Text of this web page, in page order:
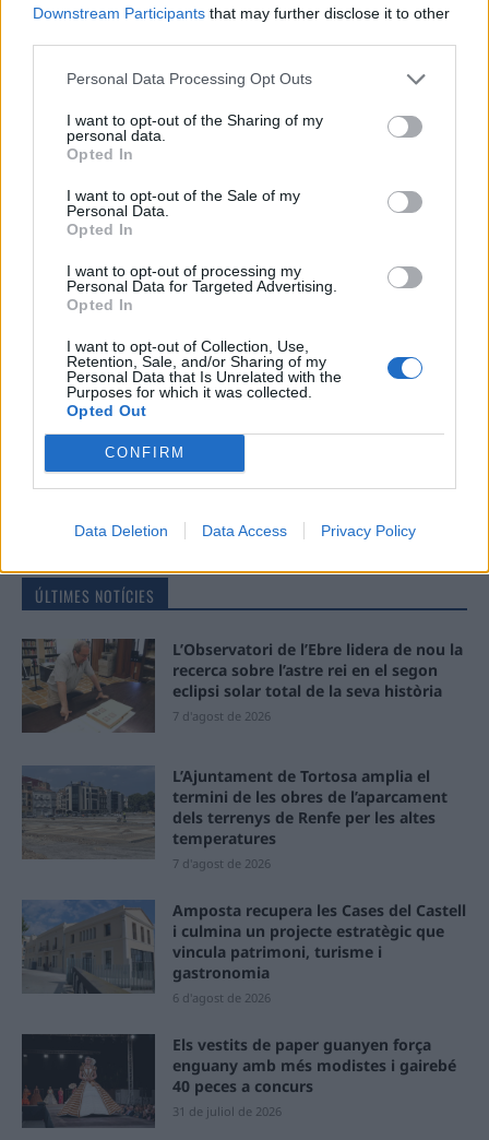
Downstream Participants that may further disclose it to other
Personal Data Processing Opt Outs
I want to opt-out of the Sharing of my
personal data.
Opted In
I want to opt-out of the Sale of my
Personal Data.
Opted In
I want to opt-out of processing my
Personal Data for Targeted Advertising.
Opted In
I want to opt-out of Collection, Use,
Retention, Sale, and/or Sharing of my
Personal Data that Is Unrelated with the
Purposes for which it was collected.
Opted Out
CONFIRM
Data Deletion Data Access Privacy Policy
Comentari:
Deseu el meu nom, el correu electrònic i el lloc web en
aquest navegador per a la propera vegada que comenti.
ÚLTIMES NOTÍCIES
L’Observatori de l’Ebre lidera de nou la
recerca sobre l’astre rei en el segon
eclipsi solar total de la seva història
7 d'agost de 2026
L’Ajuntament de Tortosa amplia el
termini de les obres de l’aparcament
dels terrenys de Renfe per les altes
temperatures
7 d'agost de 2026
Amposta recupera les Cases del Castell
i culmina un projecte estratègic que
vincula patrimoni, turisme i
gastronomia
6 d'agost de 2026
Els vestits de paper guanyen força
enguany amb més modistes i gairebé
40 peces a concurs
31 de juliol de 2026